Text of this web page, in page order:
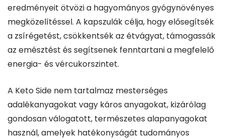
eredményeit ötvözi a hagyományos gyógynövényes
megközelítéssel. A kapszulák célja, hogy elősegítsék
a zsírégetést, csökkentsék az étvágyat, támogassák
az emésztést és segítsenek fenntartani a megfelelő
energia- és vércukorszintet.
A Keto Side nem tartalmaz mesterséges
adalékanyagokat vagy káros anyagokat, kizárólag
gondosan válogatott, természetes alapanyagokat
használ, amelyek hatékonyságát tudományos